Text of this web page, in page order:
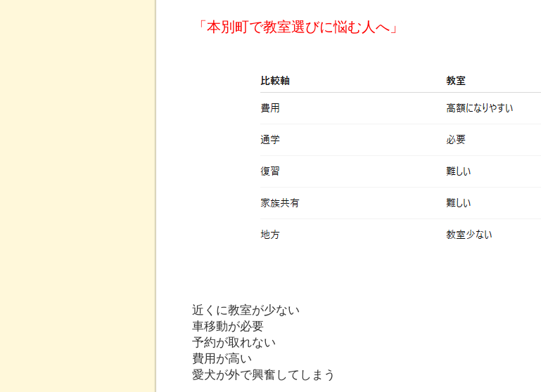
「本別町で教室選びに悩む人へ」
近くに教室が少ない
車移動が必要
予約が取れない
費用が高い
愛犬が外で興奮してしまう